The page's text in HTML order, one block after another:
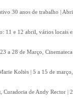
30 anos de trabalho |
11 e 12 abril, vários locais
a 28 de Março,
Koltès | 5 a 15 de
, Curadoria de Andy Rector